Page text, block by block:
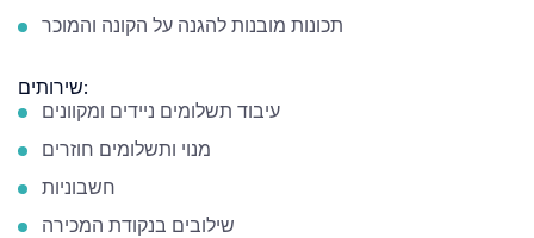
תכונות מובנות להגנה על הקונה והמוכר
שירותים:
עיבוד תשלומים ניידים ומקוונים
מנוי ותשלומים חוזרים
חשבוניות
שילובים בנקודת המכירה